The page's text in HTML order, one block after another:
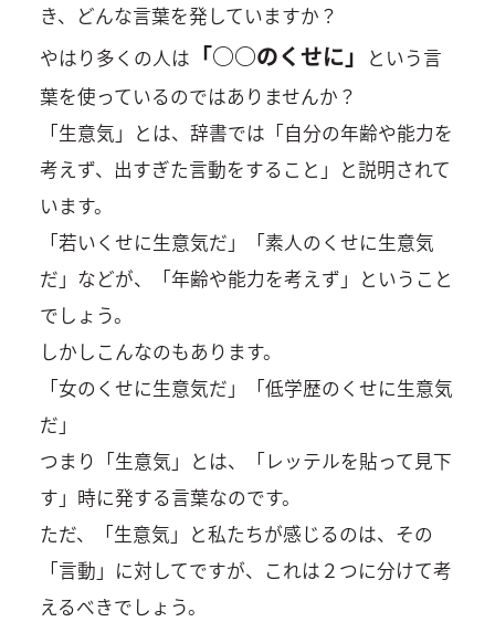
き、どんな言葉を発していますか？
やはり多くの人は 「○○のくせに」
という言
葉を使っているのではありませんか？
「生意気」とは、辞書では「自分の年齢や能力を
考えず、出すぎた言動をすること」と説明されて
います。
「若いくせに生意気だ」「素人のくせに生意気
だ」などが、「年齢や能力を考えず」ということ
でしょう。
しかしこんなのもあります。
「女のくせに生意気だ」「低学歴のくせに生意気
だ」
つまり「生意気」とは、「レッテルを貼って見下
す」時に発する言葉なのです。
ただ、「生意気」と私たちが感じるのは、その
「言動」に対してですが、これは２つに分けて考
えるべきでしょう。